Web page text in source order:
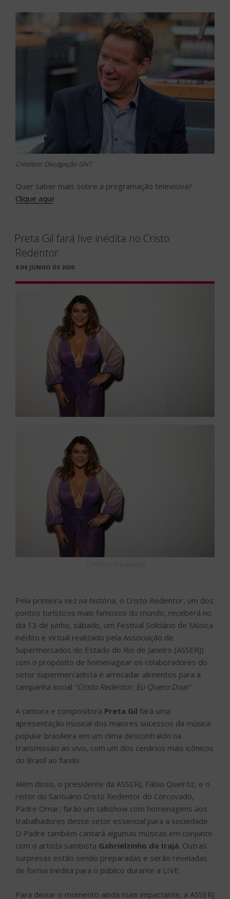
Créditos: Divulgação GNT
Quer saber mais sobre a programação televisiva?
Clique aqui!
Preta Gil fará live inédita no Cristo
Redentor
PUBLICADO
8 DE JUNHO DE 2020
Pela primeira vez na história, o Cristo Redentor, um dos
pontos turísticos mais famosos do mundo, receberá no
dia 13 de junho, sábado, um Festival Solidário de Música
inédito e virtual realizado pela Associação de
Supermercados do Estado do Rio de Janeiro (ASSERJ)
com o propósito de homenagear os colaboradores do
setor supermercadista e arrecadar alimentos para a
campanha social “Cristo Redentor, Eu Quero Doar“.
A cantora e compositora Preta Gil fará uma
apresentação musical dos maiores sucessos da música
popular brasileira em um clima descontraído na
transmissão ao vivo, com um dos cenários mais icônicos
do Brasil ao fundo.
Além disso, o presidente da ASSERJ, Fábio Queiróz, e o
reitor do Santuário Cristo Redentor do Corcovado,
Padre Omar, farão um talkshow com homenagens aos
trabalhadores desse setor essencial para a sociedade.
O Padre também cantará algumas músicas em conjunto
com o artista sambista Gabrielzinho do Irajá. Outras
surpresas estão sendo preparadas e serão reveladas
de forma inédita para o público durante a LIVE.
Para deixar o momento ainda mais impactante, a ASSERJ